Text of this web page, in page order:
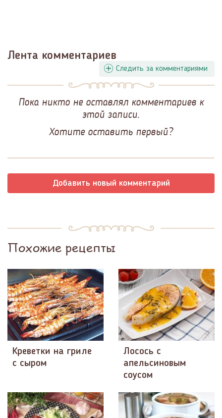
Лента комментариев
Следить за комментариями
Пока никто не оставлял комментариев к
этой записи.
Хотите оставить первый?
Добавить новый комментарий
Похожие рецепты
Креветки на гриле
с сыром
Лосось с
апельсиновым
соусом